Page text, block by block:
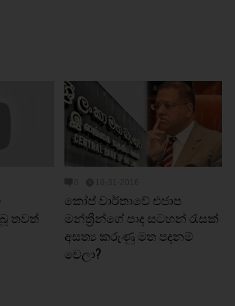
තවත්
කෝප් වාර්තාවේ එජාප
මන්ත්‍රීන්ගේ පාද සටහන් රැසක්‌
අසත්‍ය කරුණු මත පදනම්
වෙලා?